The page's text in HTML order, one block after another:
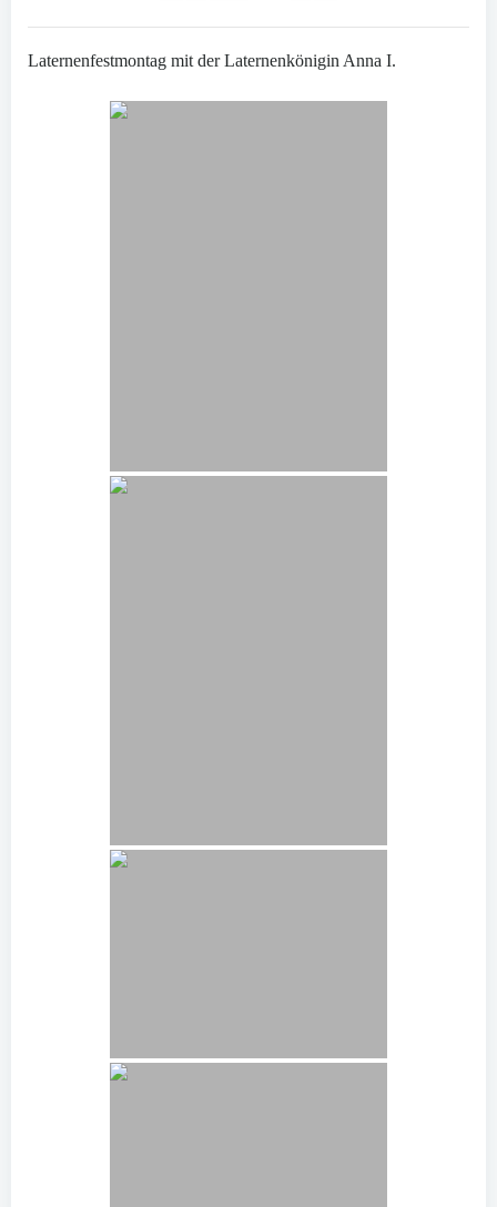
Laternenfestmontag mit der Laternenkönigin Anna I.